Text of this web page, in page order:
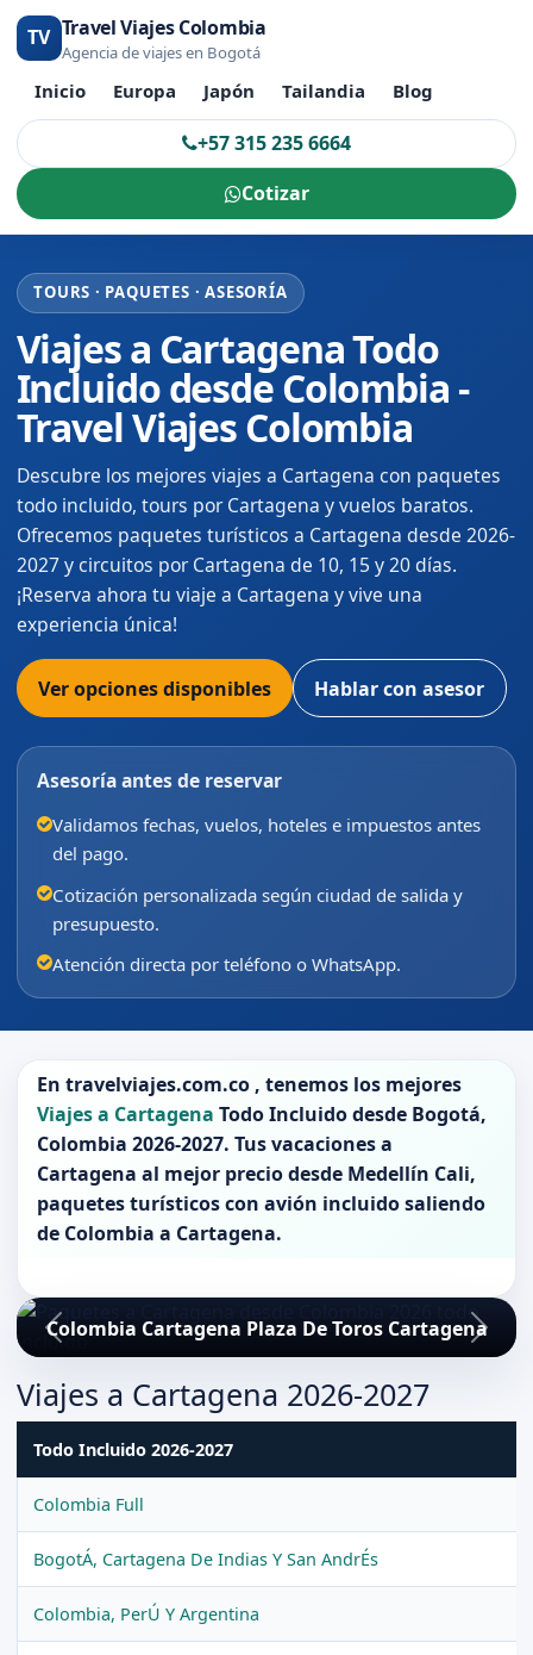
TV Travel Viajes Colombia
Agencia de viajes en Bogotá
Inicio Europa Japón Tailandia Blog
+57 315 235 6664
Cotizar
TOURS · PAQUETES · ASESORÍA
Viajes a Cartagena Todo
Incluido desde Colombia -
Travel Viajes Colombia
Descubre los mejores viajes a Cartagena con paquetes
todo incluido, tours por Cartagena y vuelos baratos.
Ofrecemos paquetes turísticos a Cartagena desde 2026-
2027 y circuitos por Cartagena de 10, 15 y 20 días.
¡Reserva ahora tu viaje a Cartagena y vive una
experiencia única!
Ver opciones disponibles Hablar con asesor
Asesoría antes de reservar
Validamos fechas, vuelos, hoteles e impuestos antes
del pago.
Cotización personalizada según ciudad de salida y
presupuesto.
Atención directa por teléfono o WhatsApp.
En travelviajes.com.co , tenemos los mejores
Viajes a Cartagena Todo Incluido desde Bogotá,
Colombia 2026-2027. Tus vacaciones a
Cartagena al mejor precio desde Medellín Cali,
paquetes turísticos con avión incluido saliendo
de Colombia a Cartagena.
Colombia Cartagena Plaza De Toros Cartagena
Viajes a Cartagena 2026-2027
Todo Incluido 2026-2027
Colombia Full
BogotÁ, Cartagena De Indias Y San AndrÉs
Colombia, PerÚ Y Argentina